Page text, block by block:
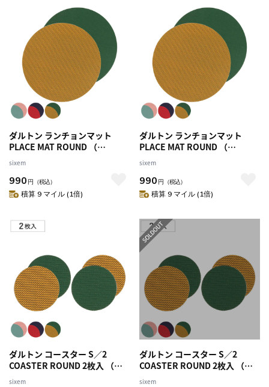
ダルトン ランチョンマット
PLACE MAT ROUND （
DULTON 直径38cm おしゃれ 円
形 丸型 丸 洗える ラウンド リバ
ーシブル 両面 プレイスマット
ランチマット テーブルウェア
sixem
990 円 （税込）
積算 9 マイル (1倍)
ダルトン ランチョンマット
PLACE MAT ROUND （
DULTON 直径38cm おしゃれ 円
形 丸型 丸 洗える ラウンド リバ
ーシブル 両面 プレイスマット
ランチマット テーブルウェア
sixem
990 円 （税込）
積算 9 マイル (1倍)
ダルトン コースター S／2
COASTER ROUND 2枚入 （
DULTON 直径10cm おしゃれ 円
sixem
ダルトン コースター S／2
COASTER ROUND 2枚入 （
DULTON 直径10cm おしゃれ 円
sixem